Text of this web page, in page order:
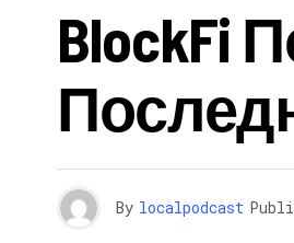
BlockFi
By localpodcast